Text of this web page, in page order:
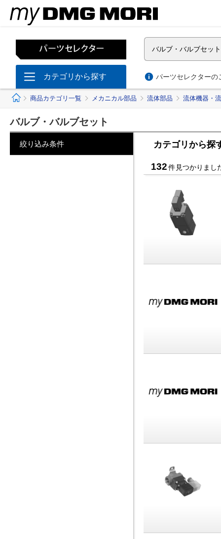
バルブ・バルブセット
カテゴリから探す パーツセレクターのご
ホーム
商品カテゴリ一覧 メカニカル部品 流体部品 流体機器・
バルブ・バルブセット
カテゴリから探
132 件見つかりまし
絞り込み条件